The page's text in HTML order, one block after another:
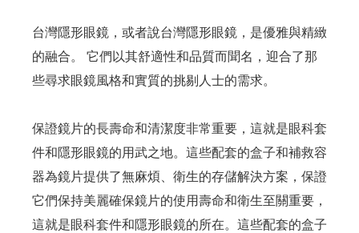
台灣隱形眼鏡，或者說台灣隱形眼鏡，是優雅與精緻
的融合。 它們以其舒適性和品質而聞名，迎合了那
些尋求眼鏡風格和實質的挑剔人士的需求。
保證鏡片的長壽命和清潔度非常重要，這就是眼科套
件和隱形眼鏡的用武之地。這些配套的盒子和補救容
器為鏡片提供了無麻煩、衛生的存儲解決方案，保證
它們保持美麗確保鏡片的使用壽命和衛生至關重要，
這就是眼科套件和隱形眼鏡的所在。這些配套的盒子